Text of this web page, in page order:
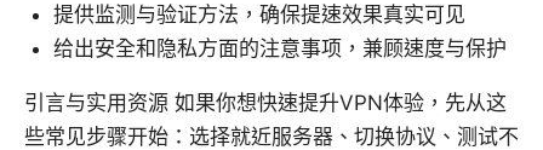
提供监测与验证方法，确保提速效果真实可见
给出安全和隐私方面的注意事项，兼顾速度与保护
引言与实用资源 如果你想快速提升VPN体验，先从这
些常见步骤开始：选择就近服务器、切换协议、测试不